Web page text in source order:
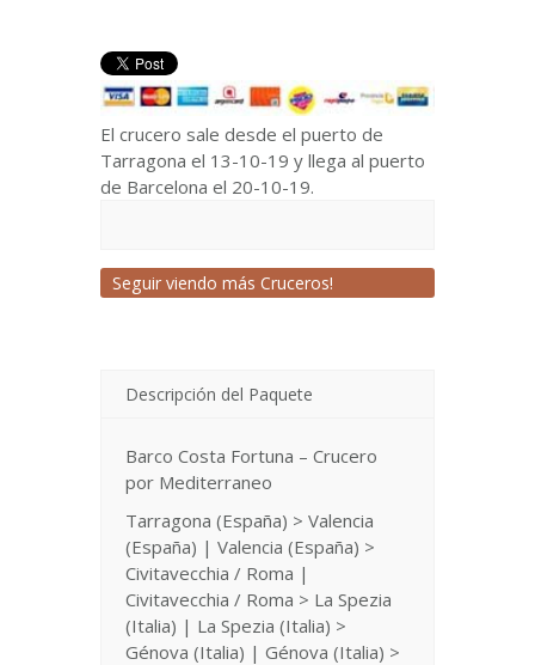
El crucero sale desde el puerto de
Tarragona el 13-10-19 y llega al puerto
de Barcelona el 20-10-19.
Seguir viendo más Cruceros!
Descripción del Paquete
Barco Costa Fortuna – Crucero
por Mediterraneo
Tarragona (España) > Valencia
(España) | Valencia (España) >
Civitavecchia / Roma |
Civitavecchia / Roma > La Spezia
(Italia) | La Spezia (Italia) >
Génova (Italia) | Génova (Italia) >